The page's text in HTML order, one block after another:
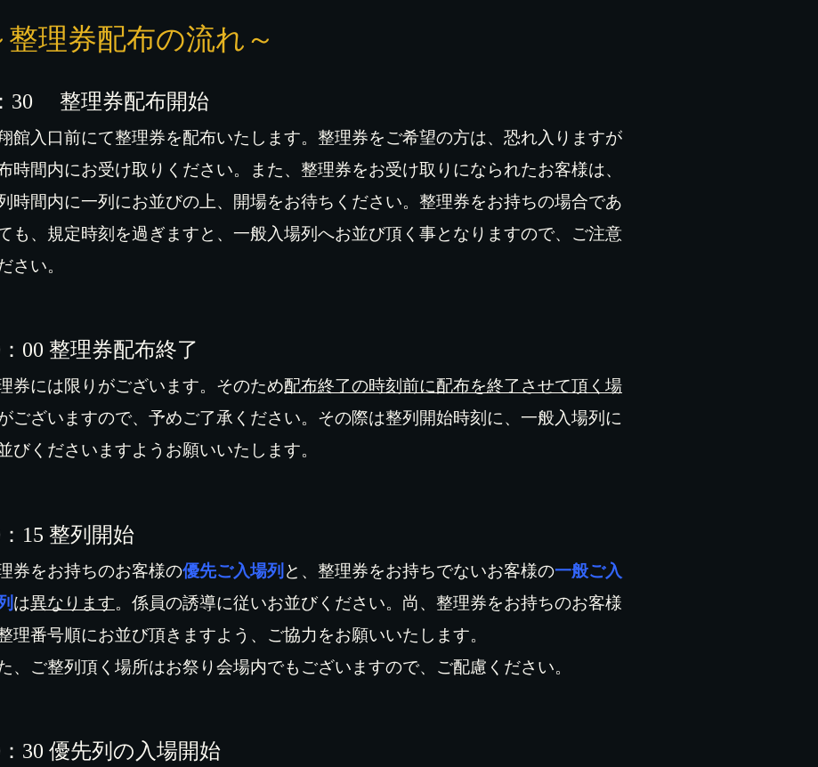
整理券配布の流れ～
： 30 整理券配布開始
館入口前にて整理券を配布いたします。整理券をご希望の方は、恐れ入りますが
時間内にお受け取りください。また、整理券をお受け取りになられたお客様は、
時間内に一列にお並びの上、開場をお待ちください。整理券をお持ちの場合であ
も、規定時刻を過ぎますと、一般入場列へお並び頂く事となりますので、ご注意
さい。
： 00 整理券配布終了
券には限りがございます。そのため配布終了の時刻前に配布を終了させて頂く場
ございますので、予めご了承ください。その際は整列開始時刻に、一般入場列に
びくださいますようお願いいたします。
： 15 整列開始
券をお持ちのお客様の優先ご入場列 と、整理券をお持ちでないお客様の一般ご入
は異なります。係員の誘導に従いお並びください。尚、整理券をお持ちのお客様
理番号順にお並び頂きますよう、ご協力をお願いいたします。
、ご整列頂く場所はお祭り会場内でもございますので、ご配慮ください。
： 30 優先列の入場開始